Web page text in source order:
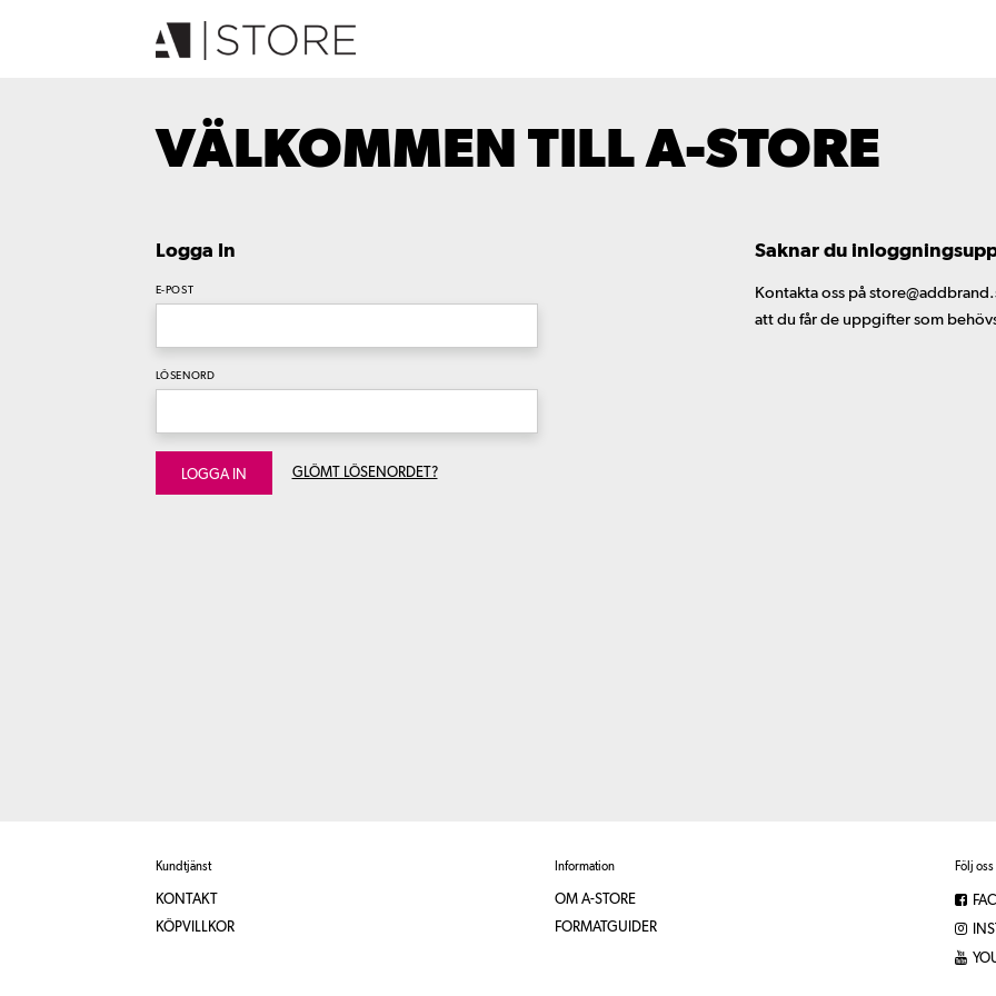
VÄLKOMMEN TILL A-STORE
Logga In
E-POST
LÖSENORD
LOGGA IN GLÖMT LÖSENORDET?
Saknar du
Kontakta oss på
att du får de uppgifter som
Kundtjänst
KONTAKT
KÖPVILLKOR
Information
OM A-STORE
FORMATGUIDER
Följ oss